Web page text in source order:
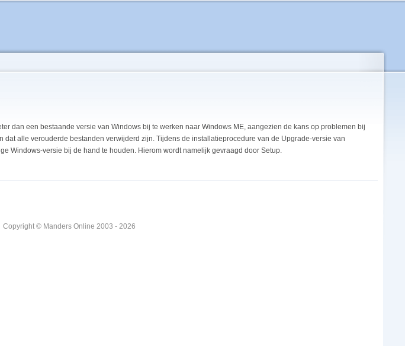
dan een bestaande versie van Windows bij te werken naar Windows ME, aangezien de kans op problemen bij
alle verouderde bestanden verwijderd zijn. Tijdens de installatieprocedure van de Upgrade-versie van
Windows-versie bij de hand te houden. Hierom wordt namelijk gevraagd door Setup.
Copyright © Manders Online 2003 - 2026